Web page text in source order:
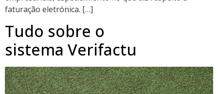
faturação eletrónica. […]
Tudo sobre o
sistema Verifactu